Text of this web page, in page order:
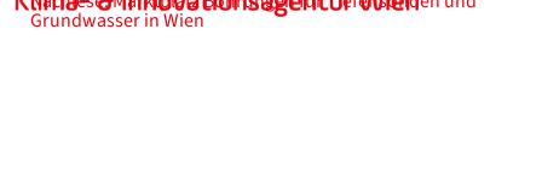
Grundwasser in Wien